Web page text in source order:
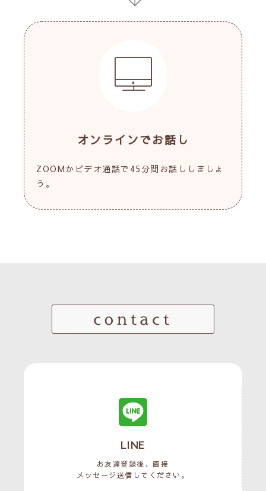
オンラインでお話し
ZOOMかビデオ通話で45分間お話ししましょ
う。
contact
LINE
お友達登録後、直接
メッセージ送信してください。